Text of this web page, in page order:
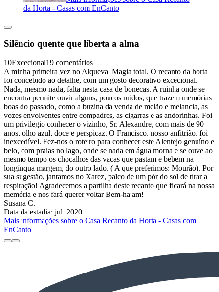
da Horta - Casas com EnCanto
Silêncio quente que liberta a alma
10Excecional19 comentários
A minha primeira vez no Alqueva. Magia total. O recanto da horta
foi concebido ao detalhe, com um gosto decorativo excecional.
Nada, mesmo nada, falta nesta casa de bonecas. A ruinha onde se
encontra permite ouvir alguns, poucos ruídos, que trazem memórias
boas do passado, como a buzina da venda de melão e melancia, as
vozes envolventes entre compadres, as cigarras e as andorinhas. Foi
um privilegio conhecer o vizinho, Sr. Alexandre, com mais de 90
anos, olho azul, doce e perspicaz. O Francisco, nosso anfitrião, foi
inexcedível. Fez-nos o roteiro para conhecer este Alentejo genuíno e
belo, com praias no lago, onde se nada em água morna e se ouve ao
mesmo tempo os chocalhos das vacas que pastam e bebem na
longínqua margem, do outro lado. ( A que preferimos: Mourão). Por
sua sugestão, jantamos no Xarez, palco de um pôr do sol de tirar a
respiração! Agradecemos a partilha deste recanto que ficará na nossa
memória e nos fará querer voltar Bem-hajam!
Susana C.
Data da estadia: jul. 2020
Mais informações sobre o Casa Recanto da Horta - Casas com
EnCanto